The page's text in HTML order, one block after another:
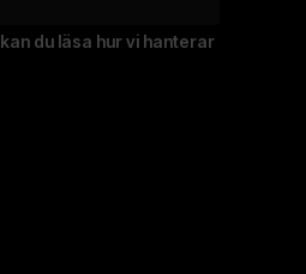
kan du läsa hur vi hanterar